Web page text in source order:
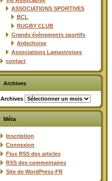
ASSOCIATIONS SPORTIVES
BCL
RUGBY CLUB
Grands évènements sportifs
Ardechoise
Associations Lamastroises
contact
Archives
Archives
Méta
Inscription
Connexion
Flux RSS des articles
RSS des commentaires
Site de WordPress-FR